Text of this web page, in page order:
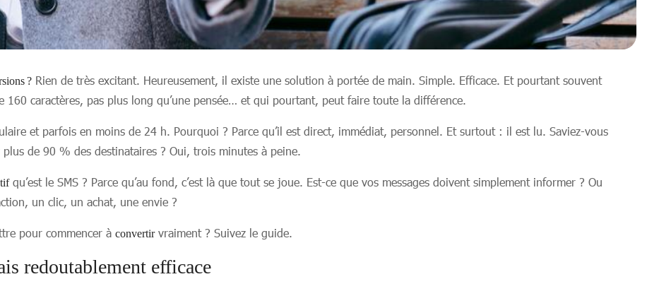
? Rien de très excitant. Heureusement, il existe une solution à portée de main. Simple. Efficace. Et pourtant souvent
160 caractères, pas plus long qu’une pensée… et qui pourtant, peut faire toute la différence.
et parfois en moins de 24 h. Pourquoi ? Parce qu’il est direct, immédiat, personnel. Et surtout : il est lu. Saviez-vous
de 90 % des destinataires ? Oui, trois minutes à peine.
qu’est le SMS ? Parce qu’au fond, c’est là que tout se joue. Est-ce que vos messages doivent simplement informer ? Ou
un clic, un achat, une envie ?
pour commencer à convertirvraiment ? Suivez le guide.
redoutablement efficace